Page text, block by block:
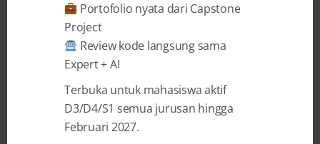
Building The Digital Future For Everyone
(ALE Hackathon 2018) didedikasikan bagi
para pengembang untuk membuat aplikasi
menggunakan platform Rainbow untuk
menghubungkan orang, bisnis, dan
Portofolio nyata dari Capstone
Project
Review kode langsung sama
Expert + AI
Terbuka untuk mahasiswa aktif
D3/D4/S1 semua jurusan hingga
Februari 2027.